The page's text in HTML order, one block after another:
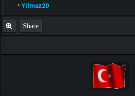
• Yilmaz20
Share